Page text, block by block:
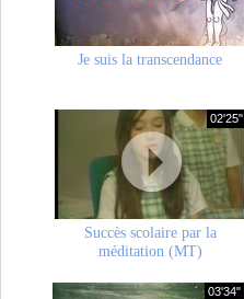
Je suis la transcendance
Succès scolaire par la
méditation (MT)
02'25"
03'34"